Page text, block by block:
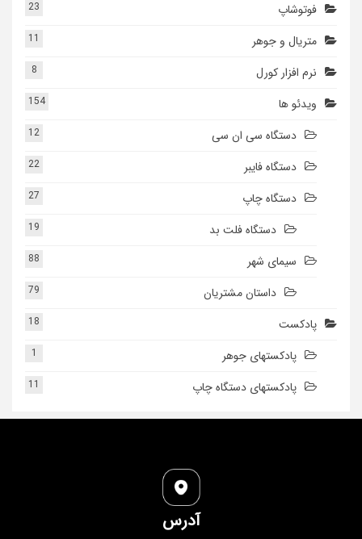
فوتوشاپ 23
متریال و جوهر 11
نرم افزار کورل 8
ویدئو ها 154
دستگاه سی ان سی 12
دستگاه فایبر 22
دستگاه چاپ 27
دستگاه فلت بد 19
سیمای شهر 88
داستان مشتریان 79
پادکست 18
پادکستهای جوهر 1
پادکستهای دستگاه چاپ 11
آدرس